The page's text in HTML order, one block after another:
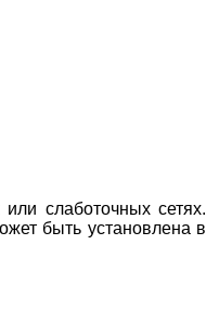
слаботочных сетях.
быть установлена в